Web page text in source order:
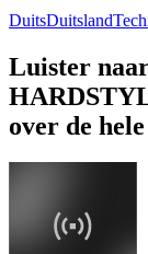
DuitsDuitsland
Luister
over de